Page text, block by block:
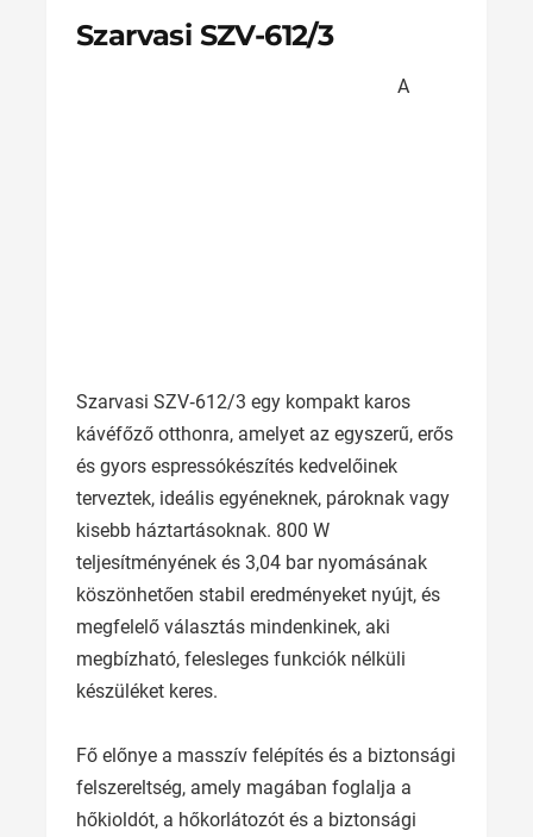
Szarvasi SZV-612/3
A
Szarvasi SZV‑612/3 egy kompakt karos
kávéfőző otthonra, amelyet az egyszerű, erős
és gyors espressókészítés kedvelőinek
terveztek, ideális egyéneknek, pároknak vagy
kisebb háztartásoknak. 800 W
teljesítményének és 3,04 bar nyomásának
köszönhetően stabil eredményeket nyújt, és
megfelelő választás mindenkinek, aki
megbízható, felesleges funkciók nélküli
készüléket keres.
Fő előnye a masszív felépítés és a biztonsági
felszereltség, amely magában foglalja a
hőkioldót, a hőkorlátozót és a biztonsági